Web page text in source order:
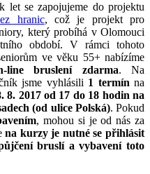
let se zapojujeme do projektu
hranic, což je projekt pro
který probíhá v Olomouci
období. V rámci tohoto
ve věku 55+ nabízíme
line bruslení zdarma. Na
jsme vyhlásili 1 termín na
8. 2017 od 17 do 18 hodin na
(od ulice Polská). Pokud
, mohou si je od nás za
na kurzy je nutné se přihlásit
bruslí a vybavení toto